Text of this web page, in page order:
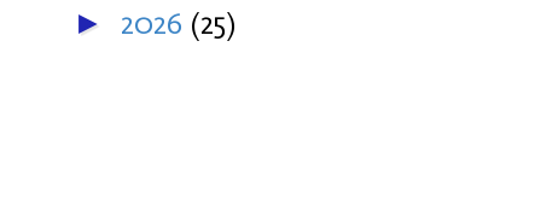
► 2026 (25)